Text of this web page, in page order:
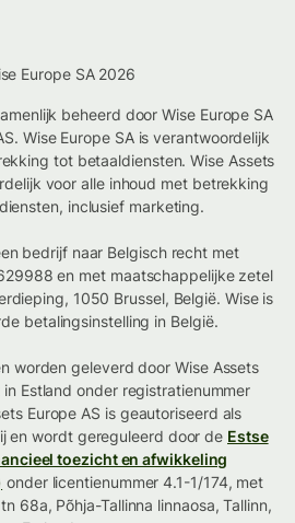
Europe SA 2026
beheerd door Wise Europe SA
Wise Europe SA is verantwoordelijk
tot betaaldiensten. Wise Assets
voor alle inhoud met betrekking
inclusief marketing.
bedrijf naar Belgisch recht met
en met maatschappelijke zetel
1050 Brussel, België. Wise is
betalingsinstelling in België.
worden geleverd door Wise Assets
Estland onder registratienummer
Europe AS is geautoriseerd als
en wordt gereguleerd door de Estse
toezicht en afwikkeling
onder licentienummer 4.1-1/174, met
68a, Põhja-Tallinna linnaosa, Tallinn,